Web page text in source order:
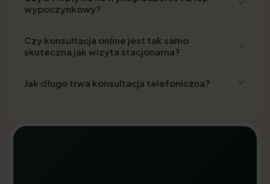
wypoczynkowy?
Czy konsultacja online jest tak samo
skuteczna jak wizyta stacjonarna?
Jak długo trwa konsultacja telefoniczna?